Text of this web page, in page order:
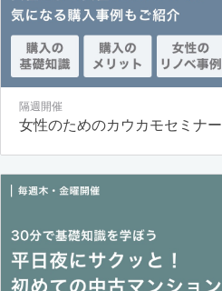
隔週開催
女性のためのカウカモセミナー